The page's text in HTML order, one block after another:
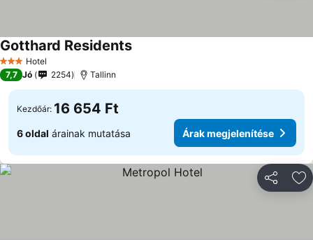
3 Kategória
Hotel
Gotthard ResidentsÁrak megjelenítése
7,7 Jó 2254 Tallinn
Kezdőár: 16 654 Ft
6 oldal árainak mutatása Árak megjelenítése